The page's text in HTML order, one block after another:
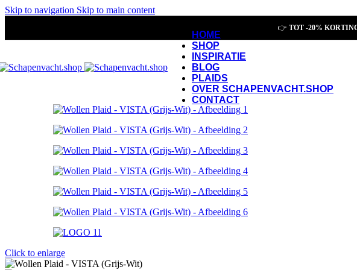
Skip to navigation Skip to main content
👉 TOT -20%
HOME
SHOP
INSPIRATIE
BLOG
PLAIDS
OVER SCHAPENVACHT.SHOP
CONTACT
Click to enlarge